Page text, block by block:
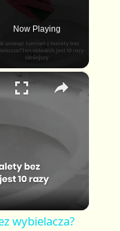
Now Playing
×
wybielacza?